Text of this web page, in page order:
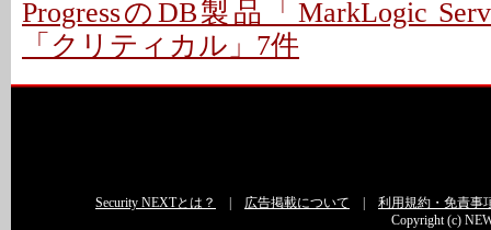
ProgressのDB製品「MarkLogic
「クリティカル」7件
Security NEXTとは？ 広告掲載について
利用規約・免責事
Copyright (c)